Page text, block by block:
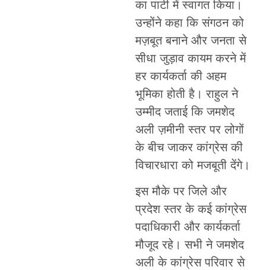
का पार्टी में स्वागत किया।
उन्होंने कहा कि संगठन को
मज़बूत बनाने और जनता से
सीधा जुड़ाव कायम करने में
हर कार्यकर्ता की अहम
भूमिका होती है। राहुल ने
उम्मीद जताई कि जमशेद
अली ज़मीनी स्तर पर लोगों
के बीच जाकर कांग्रेस की
विचारधारा को मजबूती देंगे।
इस मौके पर जिले और
प्रदेश स्तर के कई कांग्रेस
पदाधिकारी और कार्यकर्ता
मौजूद रहे। सभी ने जमशेद
अली के कांग्रेस परिवार से